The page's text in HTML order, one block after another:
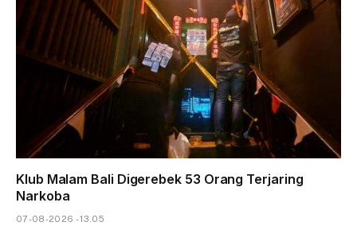
Klub Malam Bali Digerebek 53 Orang Terjaring
Narkoba
07-08-2026 - 13.05